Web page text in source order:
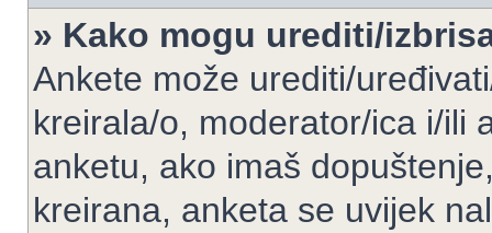
» Kako mogu urediti/
Ankete može urediti/
kreirala/o, moderator/ica i/ili
anketu, ako imaš
kreirana, anketa se uvijek